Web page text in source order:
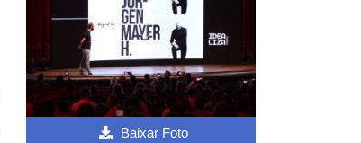
Baixar Foto